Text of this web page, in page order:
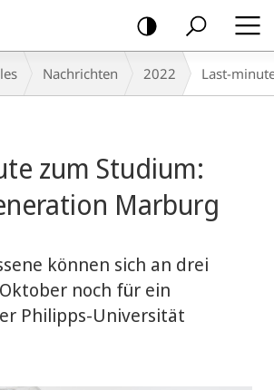
Nachrichten 2022 Last-
zum Studium:
Marburg
können sich an drei
noch für ein
Philipps-Universität